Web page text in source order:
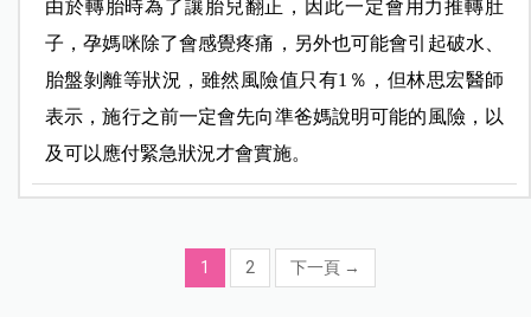
由於轉胎時為了讓胎兒翻正，因此一定會用力推轉肚
子，孕媽咪除了會感覺疼痛，另外也可能會引起破水、
胎盤剝離等狀況，雖然風險值只有1％，但林思宏醫師
表示，施行之前一定會先向準爸媽說明可能的風險，以
及可以應付緊急狀況才會實施。
1 2 下一頁 →